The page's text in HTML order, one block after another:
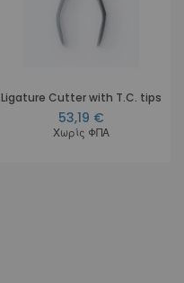
Ligature Cutter with T.C. tips
53,19 €
Χωρίς ΦΠΑ